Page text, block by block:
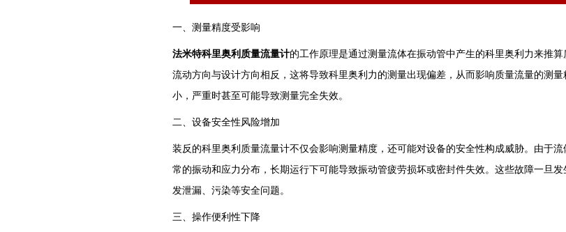
一、测量精度受影响
法米特科里奥利质量流量计的工作原理是通过测量流体在振动管中产生的科里奥利力来推
流动方向与设计方向相反，这将导致科里奥利力的测量出现偏差，从而影响质量流量的测
小，严重时甚至可能导致测量完全失效。
二、设备安全性风险增加
装反的科里奥利质量流量计不仅会影响测量精度，还可能对设备的安全性构成威胁。由于
常的振动和应力分布，长期运行下可能导致振动管疲劳损坏或密封件失效。这些故障一旦
发泄漏、污染等安全问题。
三、操作便利性下降